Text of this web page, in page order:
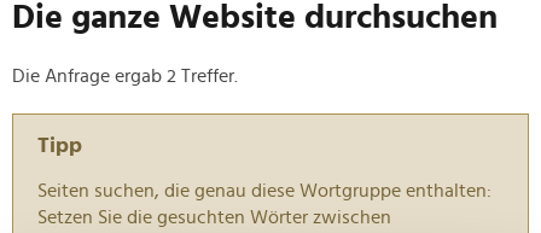
Die ganze Website durchsuchen
Die Anfrage ergab 2 Treffer.
Tipp
Seiten suchen, die genau diese Wortgruppe enthalten:
Setzen Sie die gesuchten Wörter zwischen